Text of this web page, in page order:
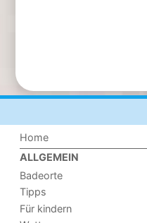
Home
ALLGEMEIN
Badeorte
Tipps
Für kindern